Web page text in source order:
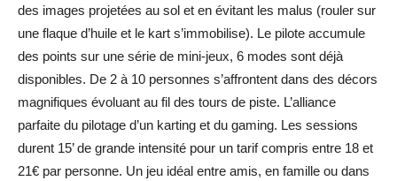
des images projetées au sol et en évitant les malus (rouler sur
une flaque d’huile et le kart s’immobilise). Le pilote accumule
des points sur une série de mini-jeux, 6 modes sont déjà
disponibles. De 2 à 10 personnes s’affrontent dans des décors
magnifiques évoluant au fil des tours de piste. L’alliance
parfaite du pilotage d’un karting et du gaming. Les sessions
durent 15’ de grande intensité pour un tarif compris entre 18 et
21€ par personne. Un jeu idéal entre amis, en famille ou dans